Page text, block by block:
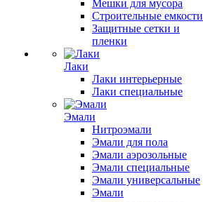
Мешки для мусора
Строительные емкости
Защитные сетки и
пленки
Лаки
Лаки интерьерные
Лаки специальные
Эмали
Нитроэмали
Эмали для пола
Эмали аэрозольные
Эмали специальные
Эмали универсальные
Эмали